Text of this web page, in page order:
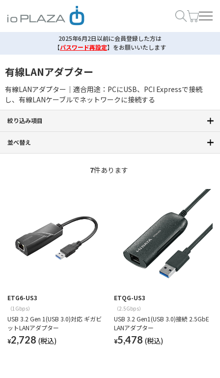
2025年6月2日以前に会員登録した方は
【パスワード再設定】 をお願いいたします
有線LANアダプター
有線LANアダプター｜適合用途：PCにUSB、PCI Expressで接続
し、有線LANケーブルでネットワークに接続する
絞り込み項目
並べ替え
7件あります
ETG6-US3
（1Gbps）
USB 3.2 Gen 1(USB 3.0)対応 ギガビ
ットLANアダプター
¥2,728
ETQG-US3
（2.5Gbps）
USB 3.2 Gen1(USB 3.0)接続 2.5GbE
LANアダプター
¥5,478